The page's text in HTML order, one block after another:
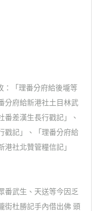
：「理番分府給後壠等
分府給新港社土目林武
番差漢生長行戳記」、
戳記」、「理番分府給
社北贊管糧信記」
番武生、天送等今因乏
街杜勝記手內借出佛 頭